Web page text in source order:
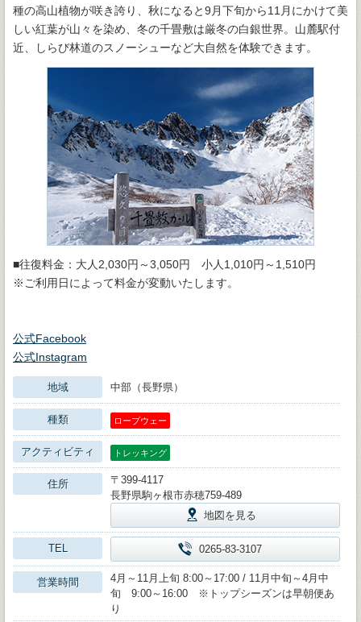
種の高山植物が咲き誇り、秋になると9月下旬から11月にかけて美
しい紅葉が山々を染め、冬の千畳敷は厳冬の白銀世界。山麓駅付
近、しらび林道のスノーシューなど大自然を体験できます。
■往復料金：大人2,030円～3,050円 小人1,010円～1,510円
※ご利用日によって料金が変動いたします。
公式Facebook
公式Instagram
地域 中部（長野県）
種類 ロープウェー
アクティビティ トレッキング
住所
〒399-4117
長野県駒ヶ根市赤穂759-489
地図を見る
TEL 0265-83-3107
営業時間
4月～11月上旬 8:00～17:00 / 11月中旬～4月中
旬 9:00～16:00 ※トップシーズンは早朝便あ
り